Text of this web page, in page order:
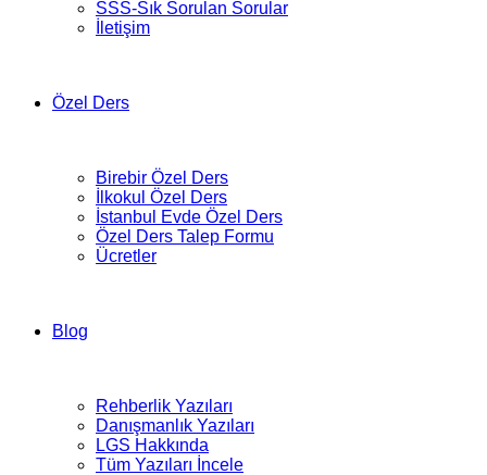
SSS-Sık Sorulan Sorular
İletişim
Özel Ders
Birebir Özel Ders
İlkokul Özel Ders
İstanbul Evde Özel Ders
Özel Ders Talep Formu
Ücretler
Blog
Rehberlik Yazıları
Danışmanlık Yazıları
LGS Hakkında
Tüm Yazıları İncele